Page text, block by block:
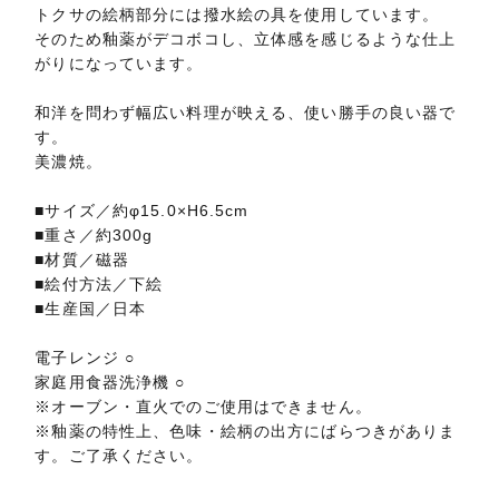
トクサの絵柄部分には撥水絵の具を使用しています。
そのため釉薬がデコボコし、立体感を感じるような仕上
がりになっています。
和洋を問わず幅広い料理が映える、使い勝手の良い器で
す。
美濃焼。
■サイズ／約φ15.0×H6.5cm
■重さ／約300g
■材質／磁器
■絵付方法／下絵
■生産国／日本
電子レンジ ○
家庭用食器洗浄機 ○
※オーブン・直火でのご使用はできません。
※釉薬の特性上、色味・絵柄の出方にばらつきがありま
す。ご了承ください。